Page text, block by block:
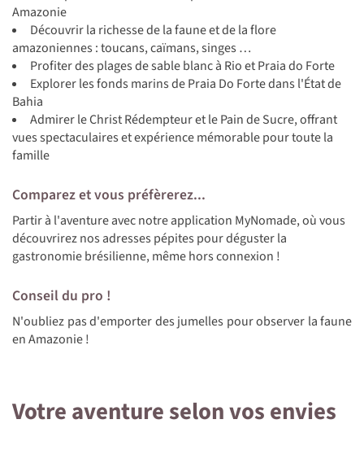
Amazonie
Découvrir la richesse de la faune et de la flore
amazoniennes : toucans, caïmans, singes …
Profiter des plages de sable blanc à Rio et Praia do Forte
Explorer les fonds marins de Praia Do Forte dans l'État de
Bahia
Admirer le Christ Rédempteur et le Pain de Sucre, offrant
vues spectaculaires et expérience mémorable pour toute la
famille
Comparez et vous préfèrerez...
Partir à l'aventure avec notre application MyNomade, où vous
découvrirez nos adresses pépites pour déguster la
gastronomie brésilienne, même hors connexion !
Conseil du pro !
N'oubliez pas d'emporter des jumelles pour observer la faune
en Amazonie !
Votre aventure selon vos envies